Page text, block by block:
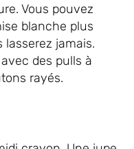
Vous pouvez
blanche plus
jamais.
des pulls à
rayés.